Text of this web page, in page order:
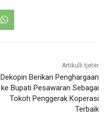
Artikulli tjetër
Dekopin Berikan Penghargaan
ke Bupati Pesawaran Sebagai
Tokoh Penggerak Koperasi
Terbaik